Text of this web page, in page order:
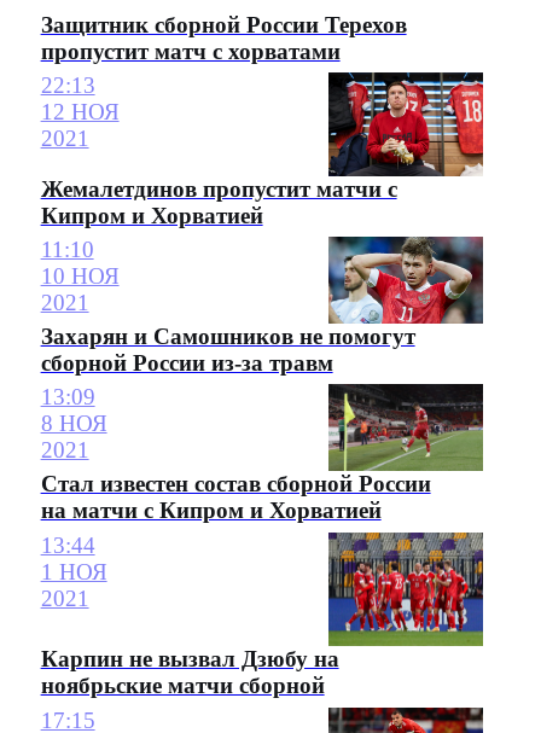
Защитник сборной России Терехов
пропустит матч с хорватами
22:13
12 НОЯ
2021
Жемалетдинов пропустит матчи с
Кипром и Хорватией
11:10
10 НОЯ
2021
Захарян и Самошников не помогут
сборной России из-за травм
13:09
8 НОЯ
2021
Стал известен состав сборной России
на матчи с Кипром и Хорватией
13:44
1 НОЯ
2021
Карпин не вызвал Дзюбу на
ноябрьские матчи сборной
17:15